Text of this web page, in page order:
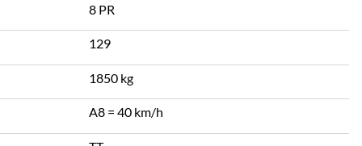
8 PR
129
1850 kg
A8 = 40 km/h